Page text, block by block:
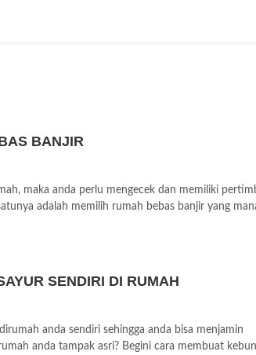
BANJIR
maka anda perlu mengecek dan memiliki
adalah memilih rumah bebas banjir yang
SENDIRI DI RUMAH
anda sendiri sehingga anda bisa menjamin
anda tampak asri? Begini cara membuat